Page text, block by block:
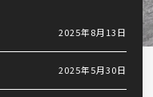
2025年8月13日
2025年5月30日